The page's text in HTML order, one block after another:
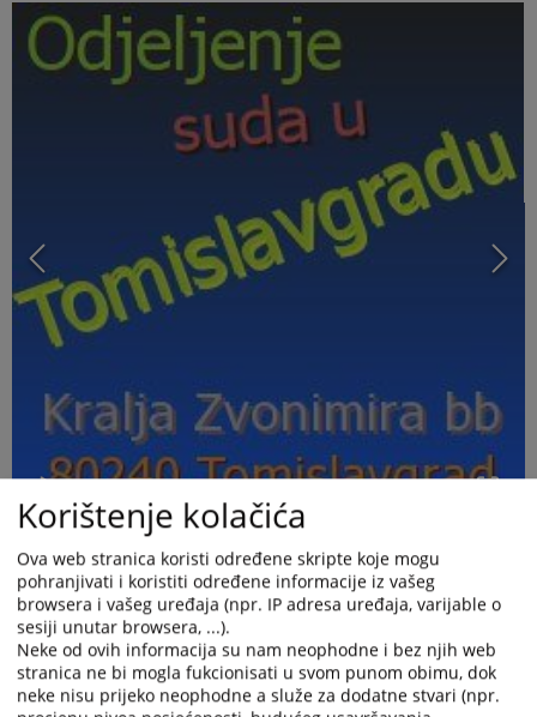
Korištenje kolačića
Ova web stranica koristi određene skripte koje mogu
pohranjivati i koristiti određene informacije iz vašeg
browsera i vašeg uređaja (npr. IP adresa uređaja, varijable o
sesiji unutar browsera, ...).
Neke od ovih informacija su nam neophodne i bez njih web
stranica ne bi mogla fukcionisati u svom punom obimu, dok
neke nisu prijeko neophodne a služe za dodatne stvari (npr.